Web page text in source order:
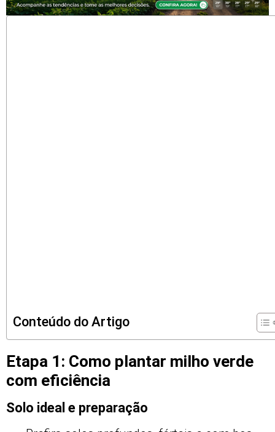
Conteúdo do Artigo
Etapa 1: Como plantar milho verde
com eficiência
Solo ideal e preparação